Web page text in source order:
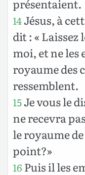
présentaient.
14Jésus, à
dit : «
moi, et ne les
royaume des
ressemblent.
15Je vous le
ne recevra
le royaume
point?»
16 Puis il les